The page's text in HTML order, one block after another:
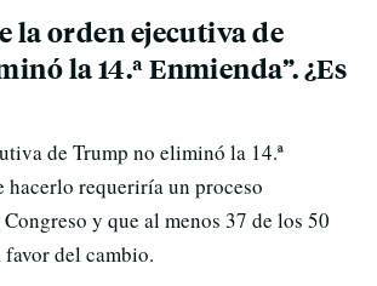
la orden ejecutiva de
la 14.ª Enmienda”. ¿Es
de Trump no eliminó la 14.ª
hacerlo requeriría un proceso
y que al menos 37 de los 50
favor del cambio.